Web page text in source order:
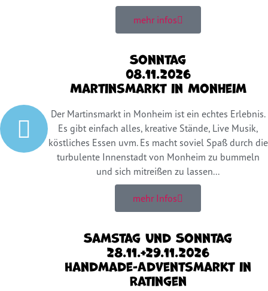
mehr infos
Sonntag
08.11.2026
Martinsmarkt in Monheim
Der Martinsmarkt in Monheim ist ein echtes Erlebnis.
Es gibt einfach alles, kreative Stände, Live Musik,
köstliches Essen uvm. Es macht soviel Spaß durch die
turbulente Innenstadt von Monheim zu bummeln
und sich mitreißen zu lassen...
mehr Infos
Samstag und Sonntag
28.11.+29.11.2026
Handmade-Adventsmarkt in
Ratingen